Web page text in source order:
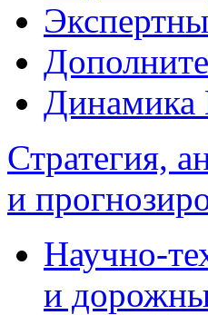
Динамика
Стратегия,
и
Научно-
и